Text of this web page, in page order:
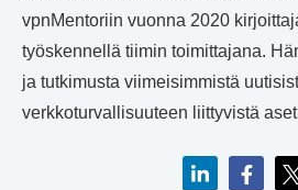
vpnMentoriin vuonna 2020
työskennellä tiimin toimittajana.
ja tutkimusta viimeisimmistä
verkkoturvallisuuteen liittyvistä